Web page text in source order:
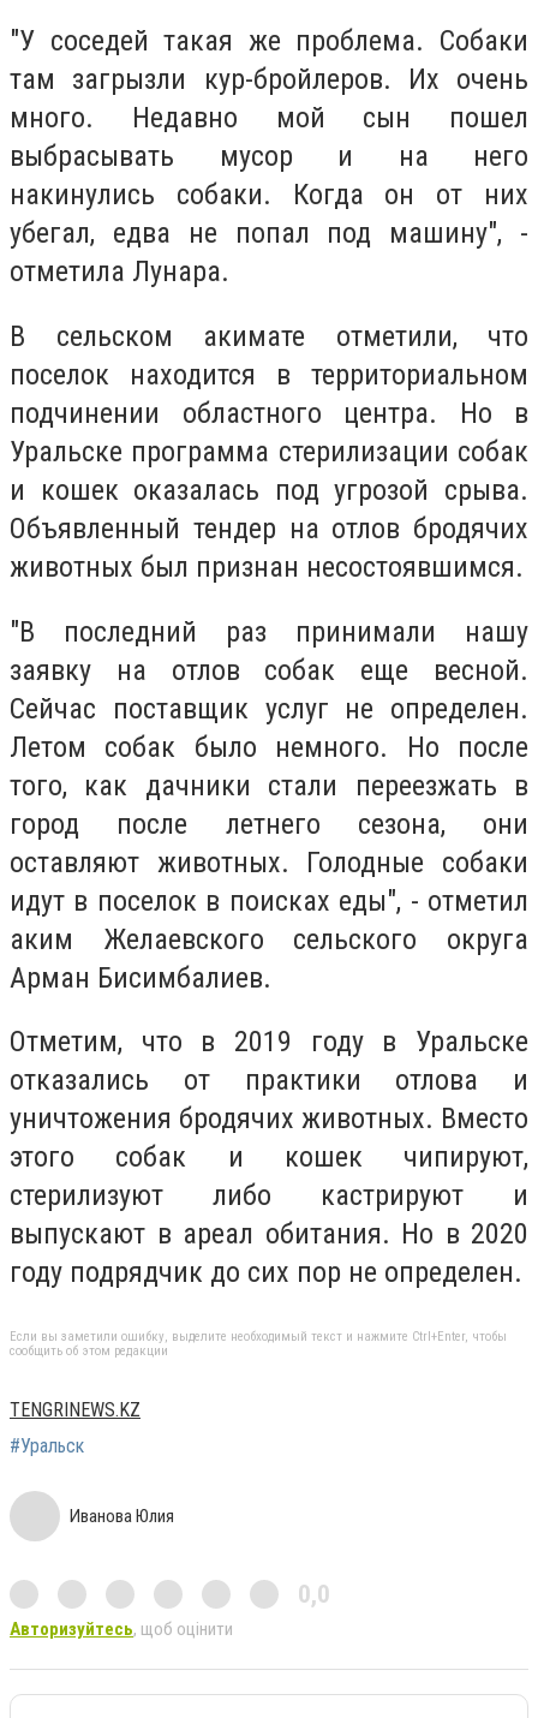
"У соседей такая же проблема. Собаки
там загрызли кур-бройлеров. Их очень
много. Недавно мой сын пошел
выбрасывать мусор и на него
накинулись собаки. Когда он от них
убегал, едва не попал под машину", -
отметила Лунара.
В сельском акимате отметили, что
поселок находится в территориальном
подчинении областного центра. Но в
Уральске программа стерилизации собак
и кошек оказалась под угрозой срыва.
Объявленный тендер на отлов бродячих
животных был признан несостоявшимся.
"В последний раз принимали нашу
заявку на отлов собак еще весной.
Сейчас поставщик услуг не определен.
Летом собак было немного. Но после
того, как дачники стали переезжать в
город после летнего сезона, они
оставляют животных. Голодные собаки
идут в поселок в поисках еды", - отметил
аким Желаевского сельского округа
Арман Бисимбалиев.
Отметим, что в 2019 году в Уральске
отказались от практики отлова и
уничтожения бродячих животных. Вместо
этого собак и кошек чипируют,
стерилизуют либо кастрируют и
выпускают в ареал обитания. Но в 2020
году подрядчик до сих пор не определен.
Если вы заметили ошибку, выделите необходимый текст и нажмите Ctrl+Enter, чтобы
сообщить об этом редакции
TENGRINEWS.KZ
#Уральск
Иванова Юлия
0,0
Авторизуйтесь, щоб оцінити